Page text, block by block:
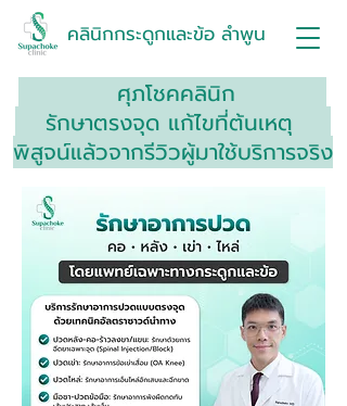
คลินิกกระดูกและข้อ ลำพูน
ศุภโชคคลินิก
รักษาตรงจุด แก้ไขที่ต้นเหตุ
พิสูจน์แล้วจากรีวิวผู้มาใช้บริการจริง